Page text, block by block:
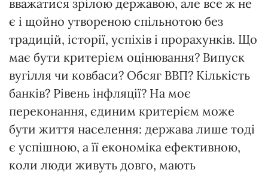
вважатися зрілою державою, але все ж не
є і щойно утвореною спільнотою без
традицій, історії, успіхів і прорахунків. Що
має бути критерієм оцінювання? Випуск
вугілля чи ковбаси? Обсяг ВВП? Кількість
банків? Рівень інфляції? На моє
переконання, єдиним критерієм може
бути життя населення: держава лише тоді
є успішною, а її економіка ефективною,
коли люди живуть довго, мають